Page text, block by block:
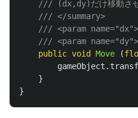
/// (dx,dy)だけ移動さ
/// </summary>
/// <param
/// <param
public void Move (
gameObject .
}
}